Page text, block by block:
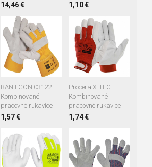
14,46 € 1,10 €
BAN EGON 03122
Kombinované
pracovné rukavice
1,57 €
10 11
Procera X-TEC
Kombinované
pracovné rukavice
1,74 €
07 08
09
10
11
09 10 10 11